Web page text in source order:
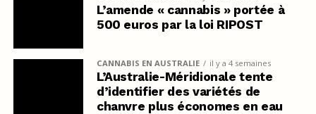
L’amende « cannabis » portée à
500 euros par la loi RIPOST
CANNABIS EN AUSTRALIE il y a 4 semaines
L’Australie-Méridionale tente
d’identifier des variétés de
chanvre plus économes en eau